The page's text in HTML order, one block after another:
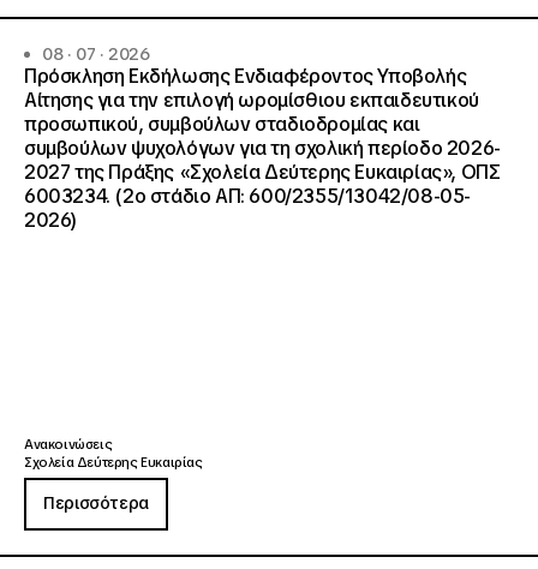
08 · 07 · 2026
Πρόσκληση Εκδήλωσης Ενδιαφέροντος Υποβολής
Αίτησης για την επιλογή ωρομίσθιου εκπαιδευτικού
προσωπικού, συμβούλων σταδιοδρομίας και
συμβούλων ψυχολόγων για τη σχολική περίοδο 2026-
2027 της Πράξης «Σχολεία Δεύτερης Ευκαιρίας», ΟΠΣ
6003234. (2ο στάδιο ΑΠ: 600/2355/13042/08-05-
2026)
Ανακοινώσεις
Σχολεία Δεύτερης Ευκαιρίας
Περισσότερα